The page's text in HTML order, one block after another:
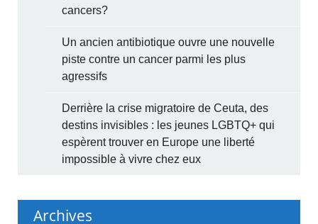
cancers?
Un ancien antibiotique ouvre une nouvelle
piste contre un cancer parmi les plus
agressifs
Derrière la crise migratoire de Ceuta, des
destins invisibles : les jeunes LGBTQ+ qui
espèrent trouver en Europe une liberté
impossible à vivre chez eux
Archives